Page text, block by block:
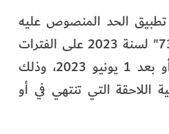
تطبيق الحد المنصوص عليه
في القرار الوزاري رقم "73" لسنة 2023 على الفترات
الضريبية التي تبدأ في أو بعد 1 يونيو 2023، وذلك
اللاحقة التي تنتهي في أو